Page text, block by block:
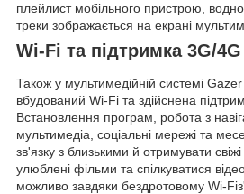
плейлист мобільного пристрою,
треки зображається на екрані
Wi-Fi та підтримка 3G/
Також у мультимедійній системі
вбудований Wi-Fi та здійснена
Встановлення програм, робота з
мультимедіа, соціальні мережі та
зв'язку з близькими й отримувати
улюблені фільми та спілкуватися
можливо завдяки бездротовому Wi-Fi